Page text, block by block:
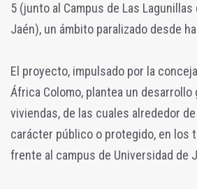
5 (junto al Campus de Las
Jaén), un ámbito paralizado desde
El proyecto, impulsado por la
África Colomo, plantea un desarrollo
viviendas, de las cuales alrededor
carácter público o protegido, en los
frente al campus de Universidad de